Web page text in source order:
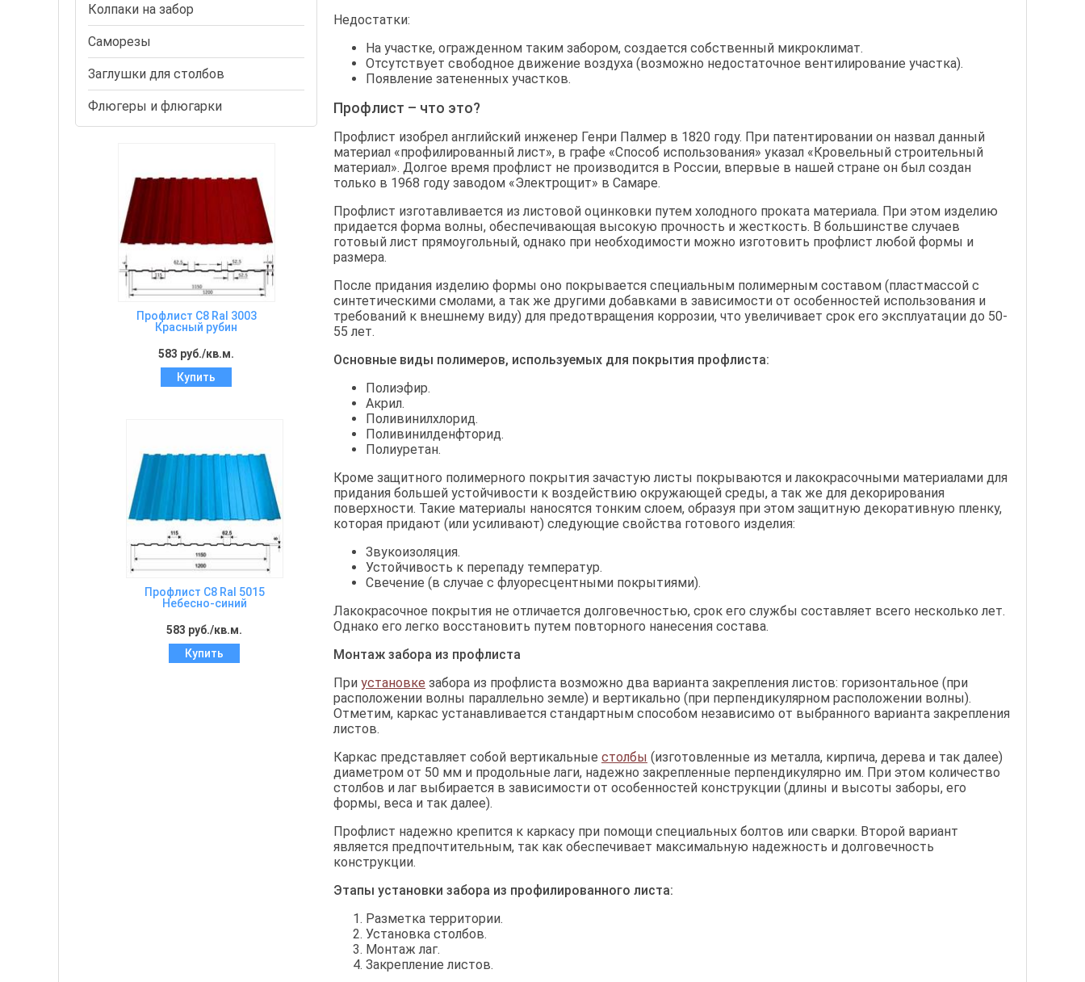
Колпаки на забор
Cаморезы
Заглушки для столбов
Флюгеры и флюгарки
Профлист C8 Ral 3003
Красный рубин
583 руб./кв.м.
Купить
Профлист C8 Ral 5015
Небесно-синий
583 руб./кв.м.
Купить
Недостатки:
На участке, огражденном таким забором, создается собственный микроклимат.
Отсутствует свободное движение воздуха (возможно недостаточное вентилирование участка).
Появление затененных участков.
Профлист – что это?
Профлист изобрел английский инженер Генри Палмер в 1820 году. При патентировании он назвал данный
материал «профилированный лист», в графе «Способ использования» указал «Кровельный строительный
материал». Долгое время профлист не производится в России, впервые в нашей стране он был создан
только в 1968 году заводом «Электрощит» в Самаре.
Профлист изготавливается из листовой оцинковки путем холодного проката материала. При этом изделию
придается форма волны, обеспечивающая высокую прочность и жесткость. В большинстве случаев
готовый лист прямоугольный, однако при необходимости можно изготовить профлист любой формы и
размера.
После придания изделию формы оно покрывается специальным полимерным составом (пластмассой с
синтетическими смолами, а так же другими добавками в зависимости от особенностей использования и
требований к внешнему виду) для предотвращения коррозии, что увеличивает срок его эксплуатации до 50-
55 лет.
Основные виды полимеров, используемых для покрытия профлиста:
Полиэфир.
Акрил.
Поливинилхлорид.
Поливинилденфторид.
Полиуретан.
Кроме защитного полимерного покрытия зачастую листы покрываются и лакокрасочными материалами для
придания большей устойчивости к воздействию окружающей среды, а так же для декорирования
поверхности. Такие материалы наносятся тонким слоем, образуя при этом защитную декоративную пленку,
которая придают (или усиливают) следующие свойства готового изделия:
Звукоизоляция.
Устойчивость к перепаду температур.
Свечение (в случае с флуоресцентными покрытиями).
Лакокрасочное покрытия не отличается долговечностью, срок его службы составляет всего несколько лет.
Однако его легко восстановить путем повторного нанесения состава.
Монтаж забора из профлиста
При установке забора из профлиста возможно два варианта закрепления листов: горизонтальное (при
расположении волны параллельно земле) и вертикально (при перпендикулярном расположении волны).
Отметим, каркас устанавливается стандартным способом независимо от выбранного варианта закрепления
листов.
Каркас представляет собой вертикальные столбы (изготовленные из металла, кирпича, дерева и так далее)
диаметром от 50 мм и продольные лаги, надежно закрепленные перпендикулярно им. При этом количество
столбов и лаг выбирается в зависимости от особенностей конструкции (длины и высоты заборы, его
формы, веса и так далее).
Профлист надежно крепится к каркасу при помощи специальных болтов или сварки. Второй вариант
является предпочтительным, так как обеспечивает максимальную надежность и долговечность
конструкции.
Этапы установки забора из профилированного листа:
Разметка территории.
Установка столбов.
Монтаж лаг.
Закрепление листов.